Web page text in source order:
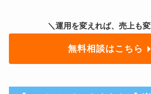
＼運用を変えれば、売上も
無料相談はこちら